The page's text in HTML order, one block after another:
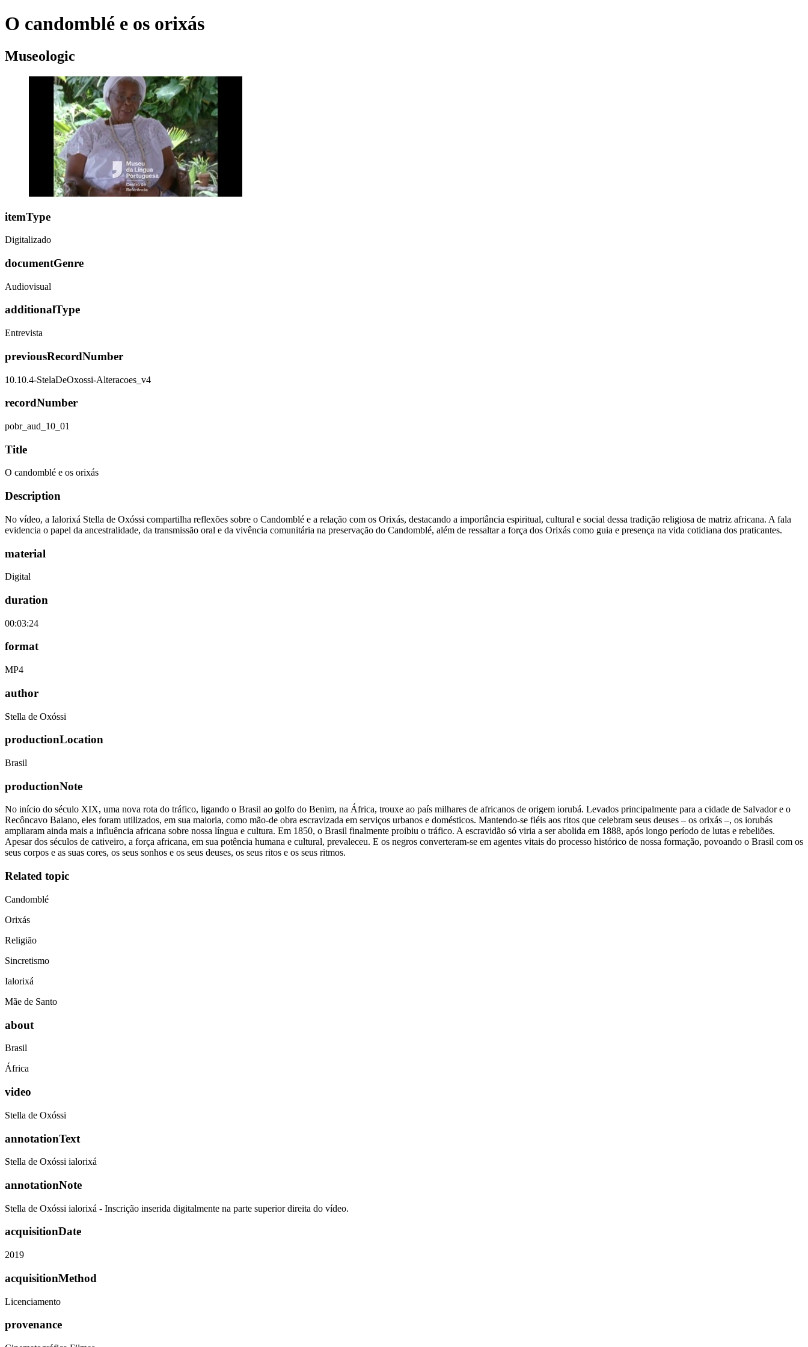
O candomblé e os orixás
Museologic
itemType
Digitalizado
documentGenre
Audiovisual
additionalType
Entrevista
previousRecordNumber
10.10.4-StelaDeOxossi-Alteracoes_v4
recordNumber
pobr_aud_10_01
Title
O candomblé e os orixás
Description
No vídeo, a Ialorixá Stella de Oxóssi compartilha reflexões sobre o Candomblé e a relação com os Orixás, destacando a importância espiritual, cultural e social dessa tradição religiosa de matriz africana. A fala
evidencia o papel da ancestralidade, da transmissão oral e da vivência comunitária na preservação do Candomblé, além de ressaltar a força dos Orixás como guia e presença na vida cotidiana dos praticantes.
material
Digital
duration
00:03:24
format
MP4
author
Stella de Oxóssi
productionLocation
Brasil
productionNote
No início do século XIX, uma nova rota do tráfico, ligando o Brasil ao golfo do Benim, na África, trouxe ao país milhares de africanos de origem iorubá. Levados principalmente para a cidade de Salvador e o
Recôncavo Baiano, eles foram utilizados, em sua maioria, como mão-de obra escravizada em serviços urbanos e domésticos. Mantendo-se fiéis aos ritos que celebram seus deuses – os orixás –, os iorubás
ampliaram ainda mais a influência africana sobre nossa língua e cultura. Em 1850, o Brasil finalmente proibiu o tráfico. A escravidão só viria a ser abolida em 1888, após longo período de lutas e rebeliões.
Apesar dos séculos de cativeiro, a força africana, em sua potência humana e cultural, prevaleceu. E os negros converteram-se em agentes vitais do processo histórico de nossa formação, povoando o Brasil com os
seus corpos e as suas cores, os seus sonhos e os seus deuses, os seus ritos e os seus ritmos.
Related topic
Candomblé
Orixás
Religião
Sincretismo
Ialorixá
Mãe de Santo
about
Brasil
África
video
Stella de Oxóssi
annotationText
Stella de Oxóssi ialorixá
annotationNote
Stella de Oxóssi ialorixá - Inscrição inserida digitalmente na parte superior direita do vídeo.
acquisitionDate
2019
acquisitionMethod
Licenciamento
provenance